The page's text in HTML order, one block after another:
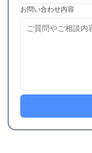
お問い合わせ内容